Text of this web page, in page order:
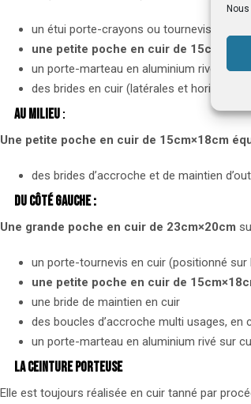
un étui porte-crayons ou tournevis en cuir
une petite poche en cuir de
un porte-marteau en aluminium rivé sur
des brides en cuir (latérales et
Au milieu:
Une petite poche en cuir de 15cm×18cm
des brides d’accroche et de maintien
Du côté gauche :
Une grande poche en cuir de 23cm×20cm
un porte-tournevis en cuir (positionné sur
une petite poche en cuir de
une bride de maintien en cuir
des boucles d’accroche multi usages, en
un porte-marteau en aluminium rivé sur
La ceinture porteuse
Elle est toujours réalisée en cuir tanné par